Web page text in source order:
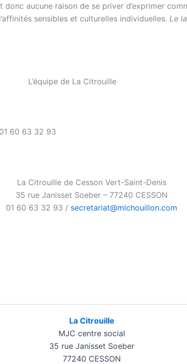
donc aucune raison de se priver d’exprimer
sensibles et culturelles individuelles. Le
Citrouille
60 63 32 93
La Citrouille de Cesson Vert-Saint-Denis
35 rue Janisset Soeber – 77240 CESSON
01 60 63 32 93 / secretariat@mlchouillon.com
La Citrouille
MJC centre social
35 rue Janisset Soeber
77240 CESSON